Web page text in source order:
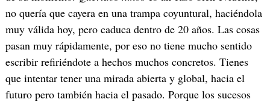
no quería que cayera en una trampa coyuntural, haciéndola
muy válida hoy, pero caduca dentro de 20 años. Las cosas
pasan muy rápidamente, por eso no tiene mucho sentido
escribir refiriéndote a hechos muchos concretos. Tienes
que intentar tener una mirada abierta y global, hacia el
futuro pero también hacia el pasado. Porque los sucesos